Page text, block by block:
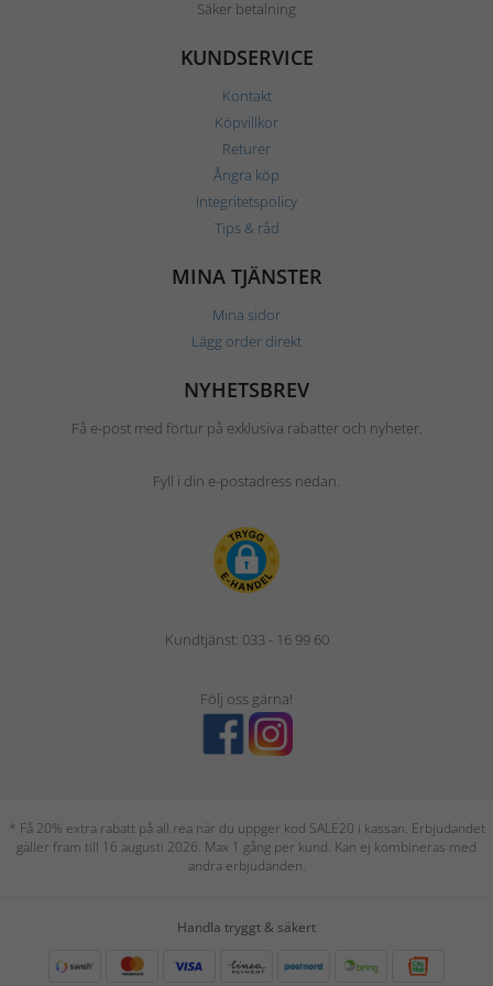
Säker betalning
KUNDSERVICE
Kontakt
Köpvillkor
Returer
Ångra köp
Integritetspolicy
Tips & råd
MINA TJÄNSTER
Mina sidor
Lägg order direkt
NYHETSBREV
Få e-post med förtur på exklusiva rabatter och nyheter.
Fyll i din e-postadress nedan.
Kundtjänst: 033 - 16 99 60
Följ oss gärna!
* Få 20% extra rabatt på all rea när du uppger kod SALE20 i kassan. Erbjudandet
gäller fram till 16 augusti 2026. Max 1 gång per kund. Kan ej kombineras med
andra erbjudanden.
Handla tryggt & säkert